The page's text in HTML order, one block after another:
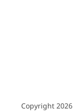
Copyright 2026